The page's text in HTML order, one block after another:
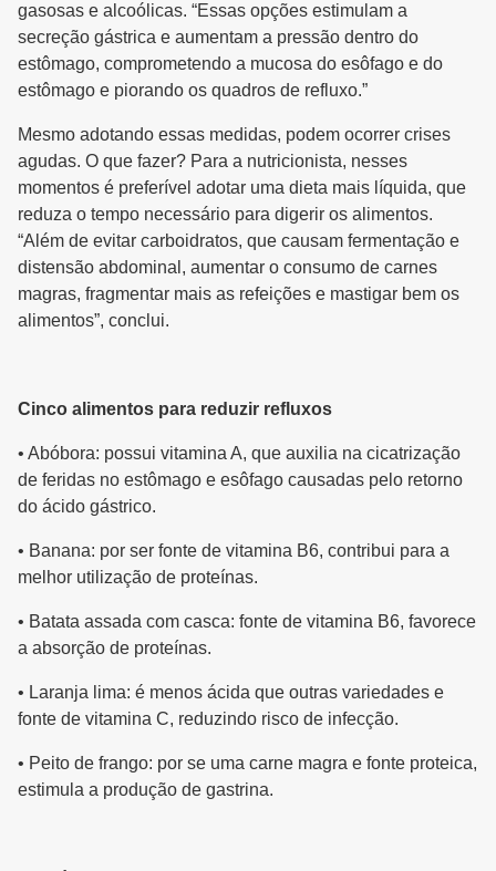
gasosas e alcoólicas. “Essas opções estimulam a
secreção gástrica e aumentam a pressão dentro do
estômago, comprometendo a mucosa do esôfago e do
estômago e piorando os quadros de refluxo.”
Mesmo adotando essas medidas, podem ocorrer crises
agudas. O que fazer? Para a nutricionista, nesses
momentos é preferível adotar uma dieta mais líquida, que
reduza o tempo necessário para digerir os alimentos.
“Além de evitar carboidratos, que causam fermentação e
distensão abdominal, aumentar o consumo de carnes
magras, fragmentar mais as refeições e mastigar bem os
alimentos”, conclui.
Cinco alimentos para reduzir refluxos
• Abóbora: possui vitamina A, que auxilia na cicatrização
de feridas no estômago e esôfago causadas pelo retorno
do ácido gástrico.
• Banana: por ser fonte de vitamina B6, contribui para a
melhor utilização de proteínas.
• Batata assada com casca: fonte de vitamina B6, favorece
a absorção de proteínas.
• Laranja lima: é menos ácida que outras variedades e
fonte de vitamina C, reduzindo risco de infecção.
• Peito de frango: por se uma carne magra e fonte proteica,
estimula a produção de gastrina.